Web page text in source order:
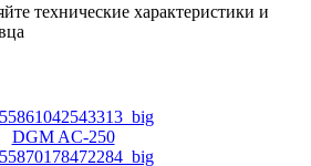
технические характеристики и
DGM AC-250